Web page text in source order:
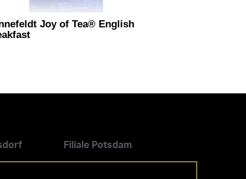
Joy of Tea® English
Filiale Potsdam